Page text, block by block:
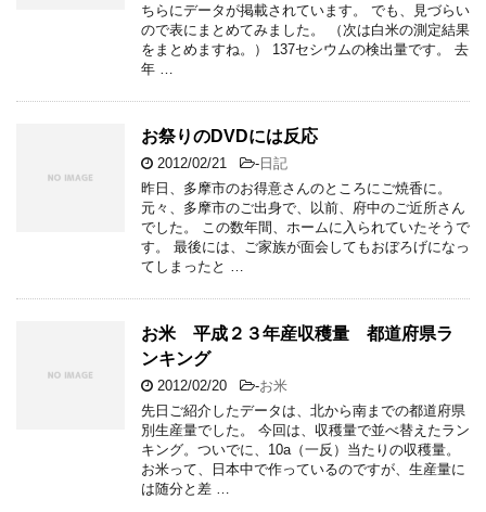
ちらにデータが掲載されています。 でも、見づらい
ので表にまとめてみました。 （次は白米の測定結果
をまとめますね。） 137セシウムの検出量です。 去
年 …
お祭りのDVDには反応
2012/02/21 -日記
昨日、多摩市のお得意さんのところにご焼香に。
元々、多摩市のご出身で、以前、府中のご近所さん
でした。 この数年間、ホームに入られていたそうで
す。 最後には、ご家族が面会してもおぼろげになっ
てしまったと …
お米 平成２３年産収穫量 都道府県ラ
ンキング
2012/02/20 -お米
先日ご紹介したデータは、北から南までの都道府県
別生産量でした。 今回は、収穫量で並べ替えたラン
キング。ついでに、10a（一反）当たりの収穫量。
お米って、日本中で作っているのですが、生産量に
は随分と差 …